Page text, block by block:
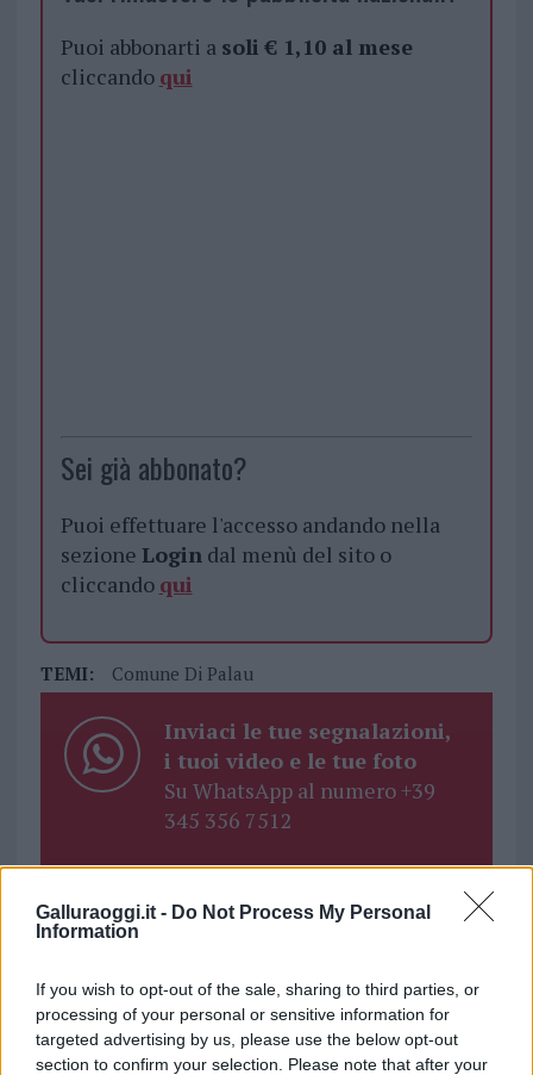
Galluraoggi.it - Do Not Process My Personal
Information
If you wish to opt-out of the sale, sharing to third parties, or
processing of your personal or sensitive information for
targeted advertising by us, please use the below opt-out
section to confirm your selection. Please note that after your
Puoi abbonarti a soli € 1,10 al mese
cliccando qui
Sei già abbonato?
Puoi effettuare l'accesso andando nella
sezione Logindal menù del sito o
cliccando qui
TEMI: Comune Di Palau
Inviaci le tue segnalazioni,
i tuoi video e le tue foto
Su WhatsApp al numero +39
345 356 7512
GalluraOggi.it